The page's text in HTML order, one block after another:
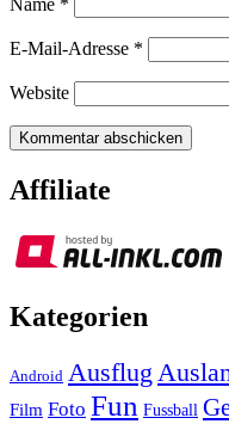
Name *
E-Mail-Adresse *
Website
Affiliate
Kategorien
Android Ausflug
Film Foto Fun Fussball